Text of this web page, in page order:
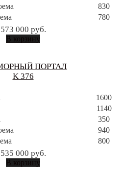
830
780
573 000 руб.
В корзину
ПОРТАЛ
K 376
1600
1140
350
940
800
535 000 руб.
В корзину